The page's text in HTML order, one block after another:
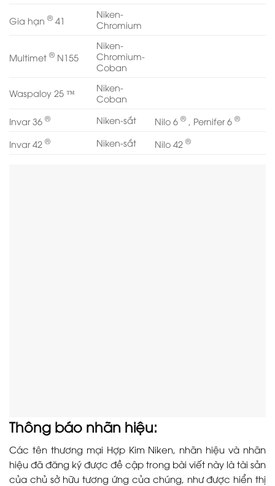
Gia hạn ® 41
Niken-
Chromium
Multimet ® N155
Niken-
Chromium-
Coban
Waspaloy 25 ™
Niken-
Coban
Invar 36 ® Niken-sắt Nilo 6® , Pernifer 6®
Invar 42 ® Niken-sắt Nilo 42®
Thông báo nhãn hiệu:
Các tên thương mại Hợp Kim Niken, nhãn hiệu và nhãn
hiệu đã đăng ký được đề cập trong bài viết này là tài sản
của chủ sở hữu tương ứng của chúng, như được hiển thị